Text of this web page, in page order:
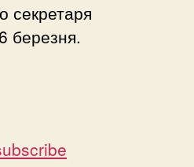
секретаря
березня.